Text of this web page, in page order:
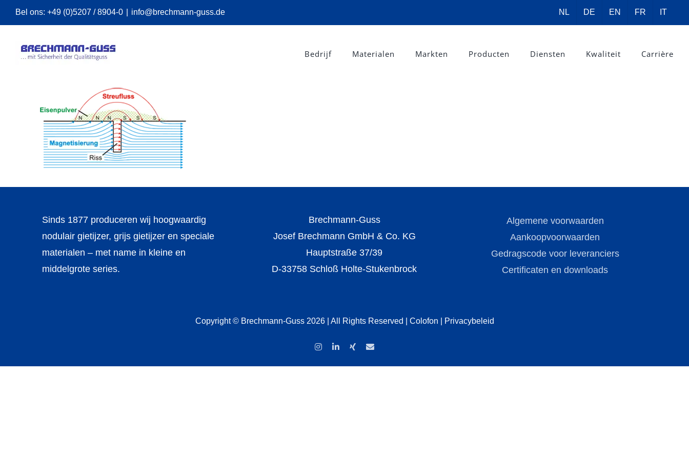
Skip
to
Bel ons: +49 (0)5207 / 8904-0 info@brechmann-guss.de NL DE EN FR IT
Bedrijf Materialen Markten Producten Diensten Kwaliteit Carrière
Sinds 1877 produceren wij hoogwaardig
nodulair gietijzer, grijs gietijzer en speciale
materialen – met name in kleine en
middelgrote series.
Brechmann-Guss
Josef Brechmann GmbH & Co. KG
Hauptstraße 37/39
D-33758 Schloß Holte-Stukenbrock
Algemene voorwaarden
Aankoopvoorwaarden
Gedragscode voor leveranciers
Certificaten en downloads
Copyright © Brechmann-Guss 2026 | All Rights Reserved | Colofon Privacybeleid
InstagramLinkedIn
Xing Email